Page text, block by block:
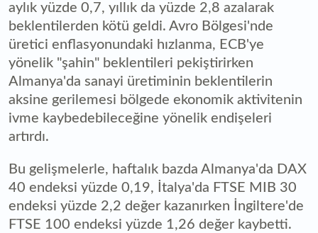
aylık yüzde 0,7, yıllık da yüzde 2,8 azalarak
beklentilerden kötü geldi. Avro Bölgesi'nde
üretici enflasyonundaki hızlanma, ECB'ye
yönelik "şahin" beklentileri pekiştirirken
Almanya'da sanayi üretiminin beklentilerin
aksine gerilemesi bölgede ekonomik aktivitenin
ivme kaybedebileceğine yönelik endişeleri
artırdı.
Bu gelişmelerle, haftalık bazda Almanya'da DAX
40 endeksi yüzde 0,19, İtalya'da FTSE MIB 30
endeksi yüzde 2,2 değer kazanırken İngiltere'de
FTSE 100 endeksi yüzde 1,26 değer kaybetti.